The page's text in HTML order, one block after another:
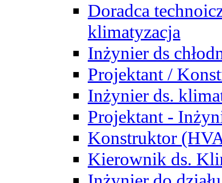
Doradca
klimatyzacja
Inżynier ds
Projektant /
Inżynier ds.
Projektant -
Konstruktor
Kierownik ds.